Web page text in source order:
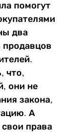
помогут
два
продавцов
что,
они не
закона,
А
права